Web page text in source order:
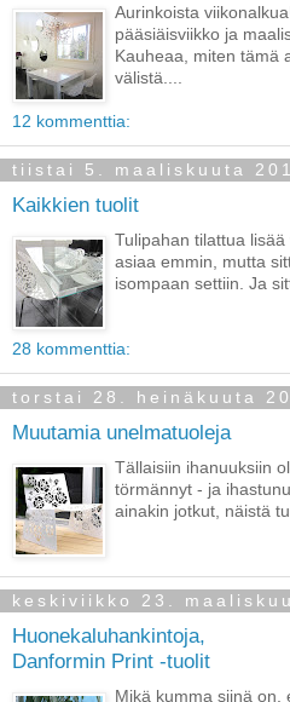
Aurinkoista
pääsiäisviikko ja
Kauheaa, miten tämä
välistä....
12 kommenttia:
tiistai 5. maaliskuuta
Kaikkien tuolit
Tulipahan tilattua
asiaa emmin, mutta
isompaan settiin. Ja
28 kommenttia:
torstai 28. heinäkuuta
Muutamia unelmatuoleja
Tällaisiin ihanuuksiin
törmännyt - ja
ainakin jotkut, näistä
keskiviikko 23.
Huonekaluhankintoja,
Danformin Print -tuolit
Mikä kumma siinä on,